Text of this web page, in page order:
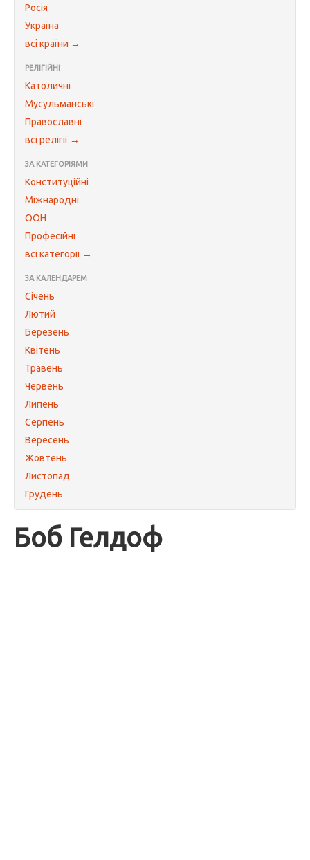
Росія
Україна
всі країни →
РЕЛІГІЙНІ
Католичні
Мусульманські
Православні
всі релігії →
ЗА КАТЕГОРІЯМИ
Конституційні
Міжнародні
ООН
Професійні
всі категорії →
ЗА КАЛЕНДАРЕМ
Січень
Лютий
Березень
Квітень
Травень
Червень
Липень
Серпень
Вересень
Жовтень
Листопад
Грудень
Боб Гелдоф